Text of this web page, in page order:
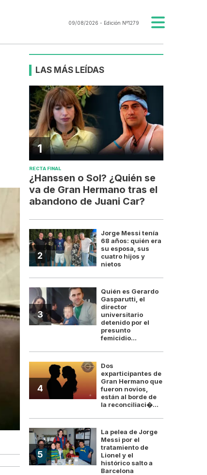
09/08/2026 - Edición Nº1279
En el FIT aseguran que Bregman buscará fortalecer
LAS MÁS LEÍDAS
1
RECTA FINAL
¿Hanssen o Sol? ¿Quién se
va de Gran Hermano tras el
abandono de Juani Car?
2
Jorge Messi tenía
68 años: quién era
su esposa, sus
cuatro hijos y
nietos
3
Quién es Gerardo
Gasparutti, el
director
universitario
detenido por el
presunto
femicidio...
4
Dos
exparticipantes de
Gran Hermano que
fueron novios,
están al borde de
la reconciliaci�...
5
La pelea de Jorge
Messi por el
tratamiento de
Lionel y el
histórico salto a
Barcelona